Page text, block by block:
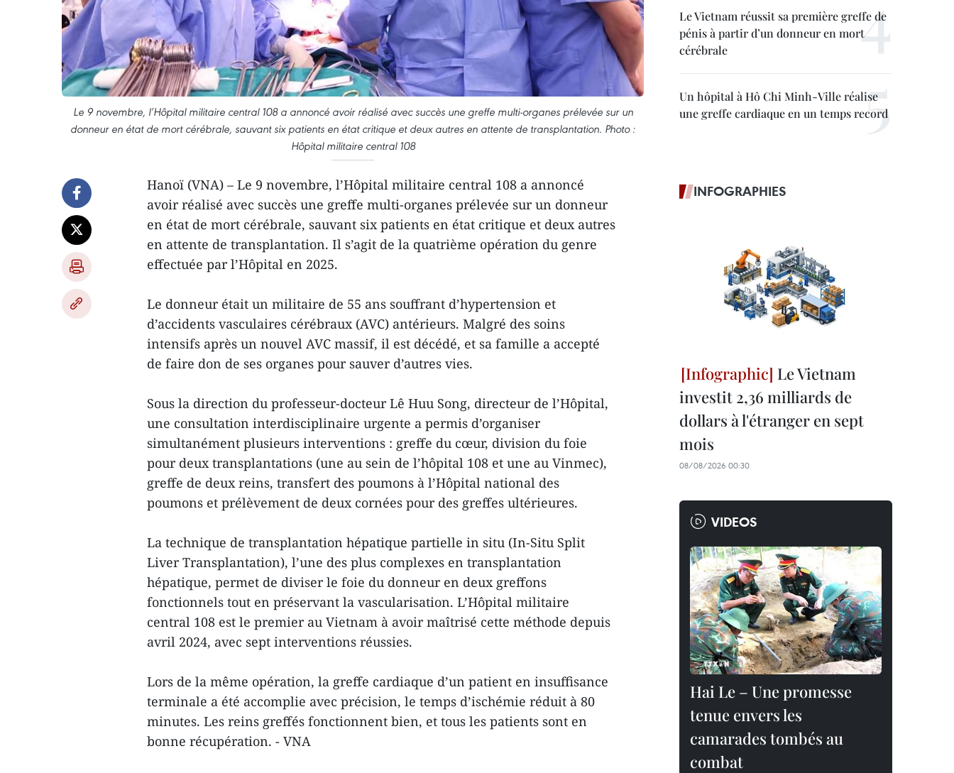
Le 9 novembre, l’Hôpital militaire central 108 a annoncé avoir réalisé avec succès une greffe multi-organes prélevée sur un
donneur en état de mort cérébrale, sauvant six patients en état critique et deux autres en attente de transplantation. Photo :
Hôpital militaire central 108
Hanoï (VNA) – Le 9 novembre, l’Hôpital militaire central 108 a annoncé
avoir réalisé avec succès une greffe multi-organes prélevée sur un donneur
en état de mort cérébrale, sauvant six patients en état critique et deux autres
en attente de transplantation. Il s’agit de la quatrième opération du genre
effectuée par l’Hôpital en 2025.
Le donneur était un militaire de 55 ans souffrant d’hypertension et
d’accidents vasculaires cérébraux (AVC) antérieurs. Malgré des soins
intensifs après un nouvel AVC massif, il est décédé, et sa famille a accepté
de faire don de ses organes pour sauver d’autres vies.
Sous la direction du professeur-docteur Lê Huu Song, directeur de l’Hôpital,
une consultation interdisciplinaire urgente a permis d’organiser
simultanément plusieurs interventions : greffe du cœur, division du foie
pour deux transplantations (une au sein de l’hôpital 108 et une au Vinmec),
greffe de deux reins, transfert des poumons à l’Hôpital national des
poumons et prélèvement de deux cornées pour des greffes ultérieures.
La technique de transplantation hépatique partielle in situ (In-Situ Split
Liver Transplantation), l’une des plus complexes en transplantation
hépatique, permet de diviser le foie du donneur en deux greffons
fonctionnels tout en préservant la vascularisation. L’Hôpital militaire
central 108 est le premier au Vietnam à avoir maîtrisé cette méthode depuis
avril 2024, avec sept interventions réussies.
Lors de la même opération, la greffe cardiaque d’un patient en insuffisance
terminale a été accomplie avec précision, le temps d’ischémie réduit à 80
minutes. Les reins greffés fonctionnent bien, et tous les patients sont en
bonne récupération. - VNA
Le Vietnam réussit sa première greffe de
pénis à partir d’un donneur en mort
cérébrale
Un hôpital à Hô Chi Minh-Ville réalise
une greffe cardiaque en un temps record
INFOGRAPHIES
Le Vietnam
investit 2,36 milliards de
dollars à l'étranger en sept
mois
08/08/2026 00:30
VIDEOS
Hai Le – Une promesse
tenue envers les
camarades tombés au
combat